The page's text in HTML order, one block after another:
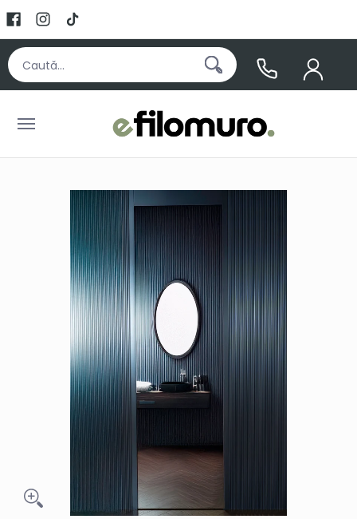
Skip to Main Content
Produse Selecții Showroom
Caută...
Skip to Main Content